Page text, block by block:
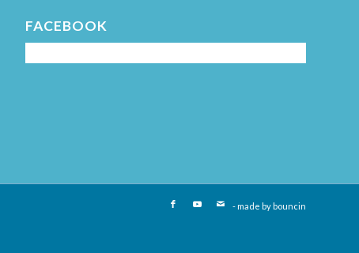
FACEBOOK
- made bybouncin